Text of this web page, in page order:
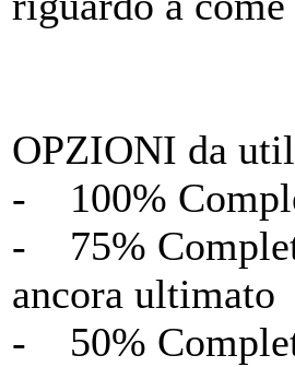
OPZIONI da
- 100%
- 75%
ancora ultimato
- 50%